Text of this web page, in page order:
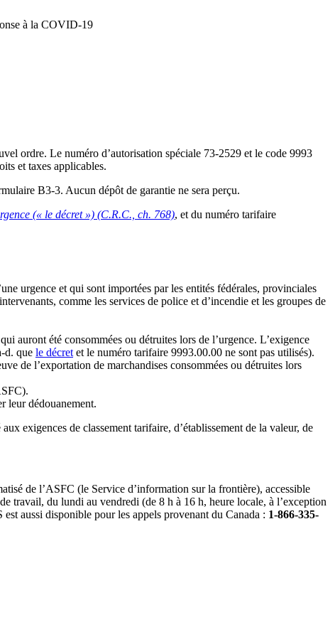
à la COVID-19
ordre. Le numéro d’autorisation spéciale 73-2529 et le code 9993
et taxes applicables.
B3-3. Aucun dépôt de garantie ne sera perçu.
(« le décret ») (C.R.C., ch. 768), et du numéro tarifaire
urgence et qui sont importées par les entités fédérales, provinciales
comme les services de police et d’incendie et les groupes de
auront été consommées ou détruites lors de l’urgence. L’exigence
d. que le décretet le numéro tarifaire 9993.00.00 ne sont pas utilisés).
de l’exportation de marchandises consommées ou détruites lors
leur dédouanement.
exigences de classement tarifaire, d’établissement de la valeur, de
de l’ASFC (le Service d’information sur la frontière), accessible
travail, du lundi au vendredi (de 8 h à 16 h, heure locale, à l’exception
aussi disponible pour les appels provenant du Canada : 1-866-335-